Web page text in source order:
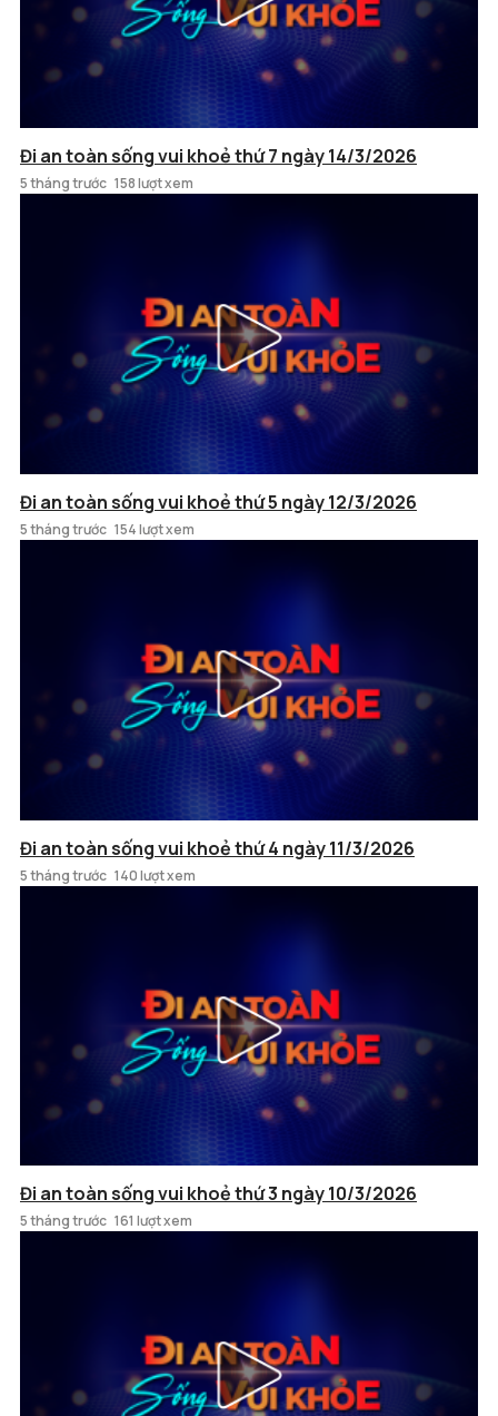
Đi an toàn sống vui khoẻ thứ 7 ngày 14/3/2026
5 tháng trước 158 lượt xem
Đi an toàn sống vui khoẻ thứ 5 ngày 12/3/2026
5 tháng trước 154 lượt xem
Đi an toàn sống vui khoẻ thứ 4 ngày 11/3/2026
5 tháng trước 140 lượt xem
Đi an toàn sống vui khoẻ thứ 3 ngày 10/3/2026
5 tháng trước 161 lượt xem